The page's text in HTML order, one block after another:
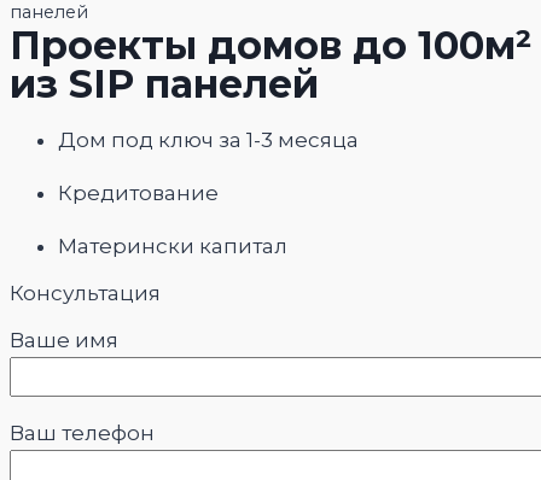
панелей
Проекты домов до 100м²
из SIP панелей
Дом под ключ за 1-3 месяца
Кредитование
Матерински капитал
Консультация
Ваше имя
Ваш телефон